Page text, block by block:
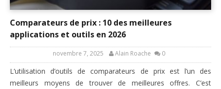
Comparateurs de prix : 10 des meilleures
applications et outils en 2026
novembre 7, 2025 Alain Roache 0
L’utilisation d’outils de comparateurs de prix est l’un des
meilleurs moyens de trouver de meilleures offres. C’est